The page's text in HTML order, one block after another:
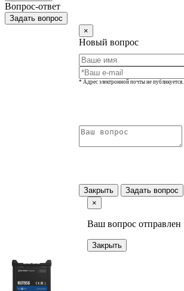
Вопрос-ответ
Задать вопрос
×
Новый вопрос
* Адрес электронной почты не публикуется.
Закрыть
Задать вопрос
×
Ваш вопрос отправлен
Закрыть